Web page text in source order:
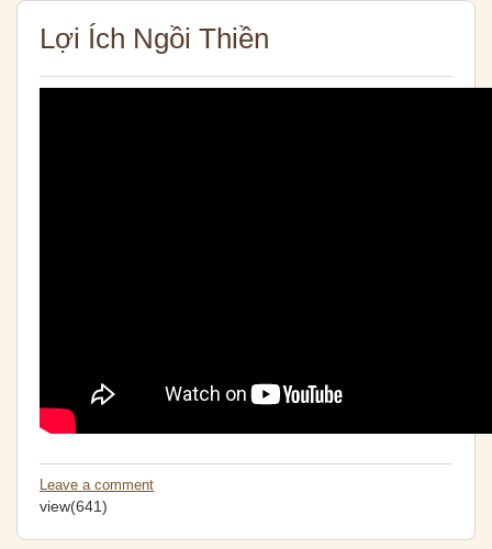
Lợi Ích Ngồi Thiền
Leave a comment
view(641)